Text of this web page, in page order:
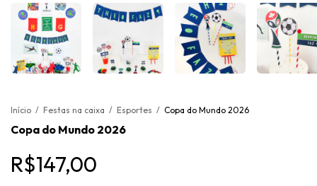
Início / Festas na caixa / Esportes / Copa do Mundo 2026
Copa do Mundo 2026
R$147,00